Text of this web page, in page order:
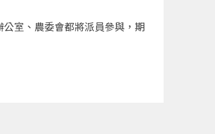
室、農委會都將派員參與，期